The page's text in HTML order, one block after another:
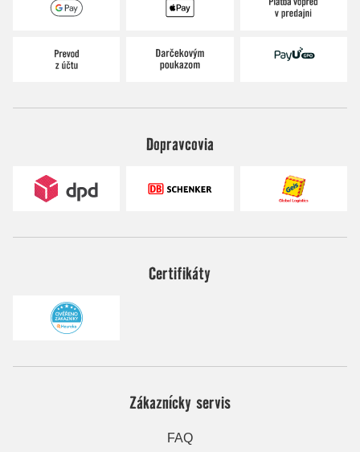
Dopravcovia
Certifikáty
Zákaznícky servis
FAQ